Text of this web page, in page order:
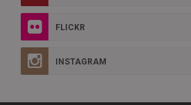
FLICKR
INSTAGRAM